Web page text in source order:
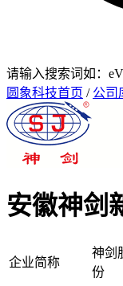
请输入搜索词如：
圆象科技首页 / 公司
安徽神剑
企业简称
神剑
份